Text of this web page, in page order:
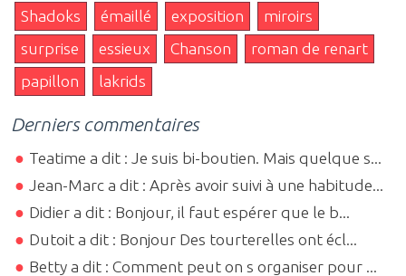
Shadoks
émaillé exposition
miroirs
surprise
essieux Chanson
roman de renart
papillon
lakrids
Derniers commentaires
Teatime a dit : Je suis bi-boutien. Mais quelque s...
Jean-Marc a dit : Après avoir suivi à une habitude...
Didier a dit : Bonjour, il faut espérer que le b...
Dutoit a dit : Bonjour Des tourterelles ont écl...
Betty a dit : Comment peut on s organiser pour ...